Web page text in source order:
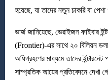
হয়েছে, যা তাদের নতুন চাকরি বা
ভার্জ জানিয়েছে, ভেরাইজন ফাইবার
(Frontier)-এর সাথে ২০ বিলিয়ন
অধিগ্রহণের মাধ্যমে তাদের ইন্টারনেট
সাম্প্রতিক আয়ের প্রতিবেদনে দেখা